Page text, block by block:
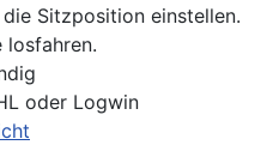
Sitzposition einstellen.
losfahren.
oder Logwin